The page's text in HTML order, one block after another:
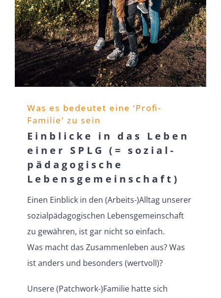
Was es bedeutet eine ‘Profi-
Familie’ zu sein
Einblicke in das Leben
einer SPLG (= sozial­
päd­ago­gische
Lebensgemeinschaft)
Einen Einblick in den (Arbeits-)Alltag unserer
sozial­päd­ago­gi­schen Lebens­ge­mein­schaft
zu gewähren, ist gar nicht so einfach.
Was macht das Zusam­men­leben aus? Was
ist anders und besonders (wertvoll)?
Unsere (Patchwork-)Familie hatte sich